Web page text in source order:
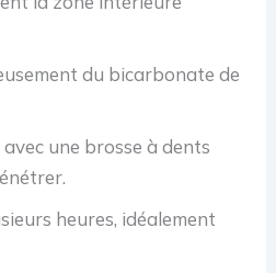
du bicarbonate de
une brosse à dents
heures, idéalement